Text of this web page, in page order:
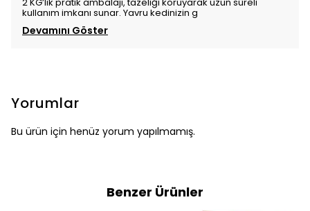
kullanım imkanı sunar. Yavru kedinizin g
Devamını Göster
Yorumlar
Bu ürün için henüz yorum yapılmamış.
Benzer Ürünler